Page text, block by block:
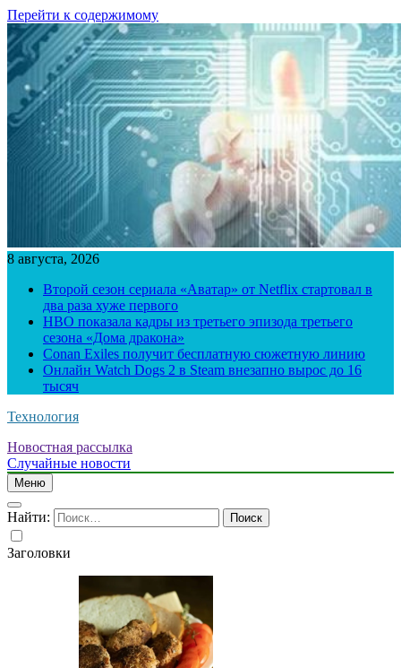
Перейти к содержимому
8 августа, 2026
Второй сезон сериала «Аватар» от Netflix стартовал в
два раза хуже первого
HBO показала кадры из третьего эпизода третьего
сезона «Дома дракона»
Conan Exiles получит бесплатную сюжетную линию
Онлайн Watch Dogs 2 в Steam внезапно вырос до 16
тысяч
Технология
Новостная рассылка
Случайные новости
Меню
Найти:
Заголовки